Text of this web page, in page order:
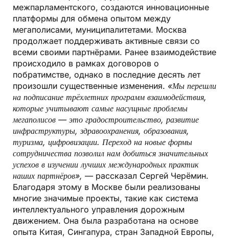
межпарламентского, создаются инновационные
платформы для обмена опытом между
мегаполисами, муниципалитетами. Москва
продолжает поддерживать активные связи со
всеми своими партнёрами. Ранее взаимодействие
происходило в рамках договоров о
побратимстве, однако в последние десять лет
произошли существенные изменения. «Мы перешли
на подписание трёхлетних программ взаимодействия,
которые учитывают самые насущные проблемы
мегаполисов — это градостроительство, развитие
инфраструктуры, здравоохранения, образования,
туризма, цифровизации. Переход на новые формы
сотрудничества позволил нам добиться значительных
успехов в изучении лучших международных практик
наших партнёров», — рассказал Сергей Черёмин.
Благодаря этому в Москве были реализованы
многие значимые проекты, такие как система
интеллектуального управления дорожным
движением. Она была разработана на основе
опыта Китая, Сингапура, стран Западной Европы,